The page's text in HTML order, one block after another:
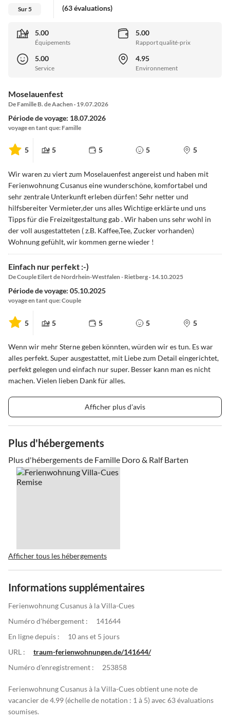
Sur 5 (63 évaluations)
5.00
Équipements
5.00
Rapport qualité-prix
5.00
Service
4.95
Environnement
Moselauenfest
De Famille B. de Aachen · 19.07.2026
Période de voyage: 18.07.2026
voyage en tant que: Famille
5 5 5 5 5
Wir waren zu viert zum Moselauenfest angereist und haben mit
Ferienwohnung Cusanus eine wunderschöne, komfortabel und
sehr zentrale Unterkunft erleben dürfen! Sehr netter und
hilfsbereiter Vermieter,der uns alles Wichtige erklärte und uns
Tipps für die Freizeitgestaltung gab . Wir haben uns sehr wohl in
der voll ausgestatteten ( z.B. Kaffee,Tee, Zucker vorhanden)
Wohnung gefühlt, wir kommen gerne wieder !
Einfach nur perfekt :-)
De Couple Eilert de Nordrhein-Westfalen - Rietberg · 14.10.2025
Période de voyage: 05.10.2025
voyage en tant que: Couple
5 5 5 5 5
Wenn wir mehr Sterne geben könnten, würden wir es tun. Es war
alles perfekt. Super ausgestattet, mit Liebe zum Detail eingerichtet,
perfekt gelegen und einfach nur super. Besser kann man es nicht
machen. Vielen lieben Dank für alles.
Afficher plus d'avis
Plus d'hébergements
Plus d'hébergements de Famille Doro & Ralf Barten
Afficher tous les hébergements
Informations supplémentaires
Ferienwohnung Cusanus à la Villa-Cues
Numéro d'hébergement :
141644
En ligne depuis :
10 ans et 5 jours
URL :
traum-ferienwohnungen.de/141644/
Numéro d'enregistrement :
253858
Ferienwohnung Cusanus à la Villa-Cues obtient une note de
vacancier de 4.99 (échelle de notation : 1 à 5) avec 63 évaluations
soumises.